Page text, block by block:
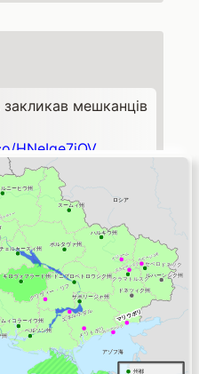
мешканців
HNeIqe7iQV
(@UKRINFORM)
April 2, 2022